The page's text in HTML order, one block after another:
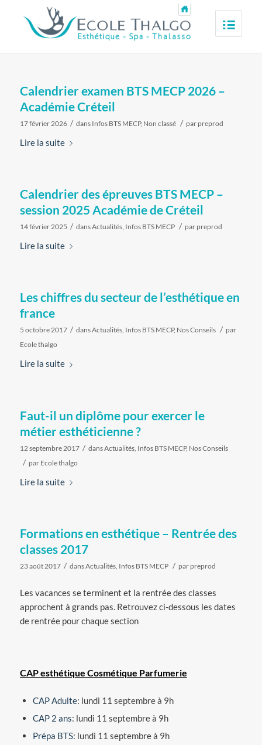
Calendrier examen BTS MECP 2026 –
Académie Créteil
17 février 2026 / dans Infos BTS MECP, Non classé / par preprod
Lire la suite
Calendrier des épreuves BTS MECP –
session 2025 Académie de Créteil
14 février 2025 / dansActualités, Infos BTS MECP / par preprod
Lire la suite
Les chiffres du secteur de l’esthétique en
france
5 octobre 2017 / dansActualités, Infos BTS MECP, Nos Conseils / par
Ecole thalgo
Lire la suite
Faut-il un diplôme pour exercer le
métier esthéticienne ?
12 septembre 2017 / dansActualités, Infos BTS MECP, Nos Conseils
/ par Ecole thalgo
Lire la suite
Formations en esthétique – Rentrée des
classes 2017
23 août 2017 / dansActualités, Infos BTS MECP / par preprod
Les vacances se terminent et la rentrée des classes
approchent à grands pas. Retrouvez ci-dessous les dates
de rentrée pour chaque section
CAP esthétique Cosmétique Parfumerie
CAP Adulte: lundi 11 septembre à 9h
CAP 2 ans: lundi 11 septembre à 9h
Prépa BTS: lundi 11 septembre à 9h